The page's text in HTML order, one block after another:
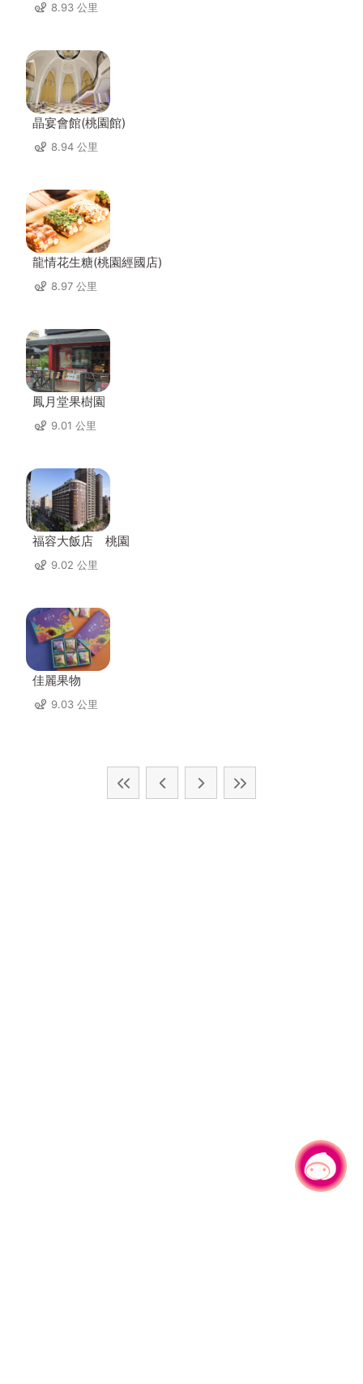
8.93 公里
晶宴會館(桃園館)
8.94 公里
龍情花生糖(桃園經國店)
8.97 公里
鳳月堂果樹園
9.01 公里
福容大飯店 桃園
9.02 公里
佳麗果物
9.03 公里